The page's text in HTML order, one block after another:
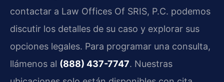
contactar a Law Offices Of SRIS, P.C. podemos
discutir los detalles de su caso y explorar sus
opciones legales. Para programar una consulta,
llámenos al (888) 437-7747. Nuestras